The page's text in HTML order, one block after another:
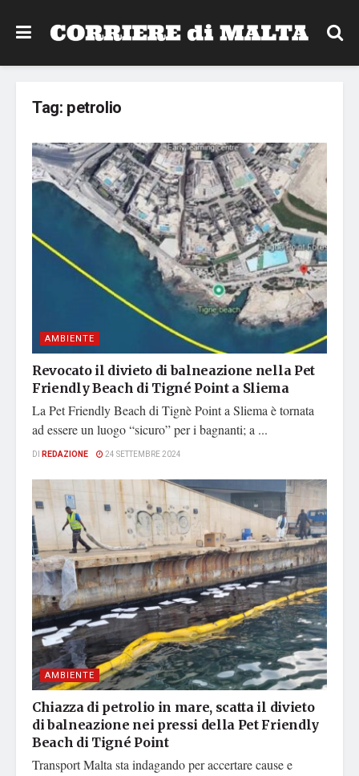
Tag: petrolio
AMBIENTE
Revocato il divieto di balneazione nella Pet
Friendly Beach di Tigné Point a Sliema
La Pet Friendly Beach di Tignè Point a Sliema è tornata
ad essere un luogo “sicuro” per i bagnanti; a ...
DI REDAZIONE 24 SETTEMBRE 2024
AMBIENTE
Chiazza di petrolio in mare, scatta il divieto
di balneazione nei pressi della Pet Friendly
Beach di Tigné Point
Transport Malta sta indagando per accertare cause e